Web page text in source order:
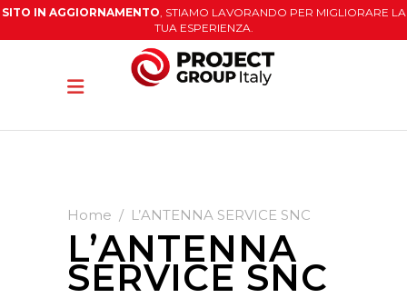
SITO IN AGGIORNAMENTO, STIAMO LAVORANDO PER MIGLIORARE LA
TUA ESPERIENZA.
Home / L’ANTENNA SERVICE SNC
L’ANTENNA
SERVICE SNC